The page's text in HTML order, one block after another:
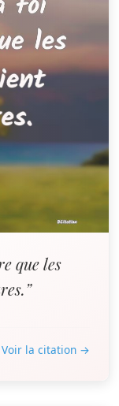
que les
Voir la citation →